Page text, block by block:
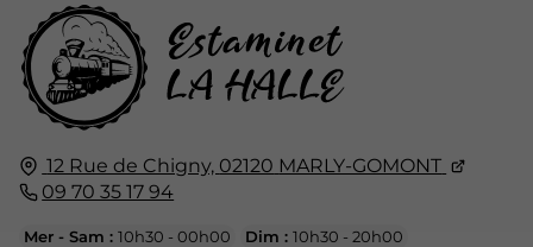
12 Rue de Chigny, 02120 MARLY-GOMONT
09 70 35 17 94
Mer - Sam :10h30 - 00h00 Dim :10h30 - 20h00